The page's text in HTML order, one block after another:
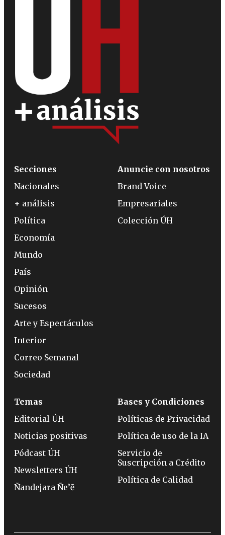
Secciones
Nacionales
+ análisis
Política
Economía
Mundo
País
Opinión
Sucesos
Arte y Espectáculos
Interior
Correo Semanal
Sociedad
Anuncie con nosotros
Brand Voice
Empresariales
Colección ÚH
Temas
Editorial ÚH
Noticias positivas
Pódcast ÚH
Newsletters ÚH
Ñandejara Ñe’ẽ
Bases y Condiciones
Políticas de Privacidad
Política de uso de la IA
Servicio de
Suscripción a Crédito
Política de Calidad